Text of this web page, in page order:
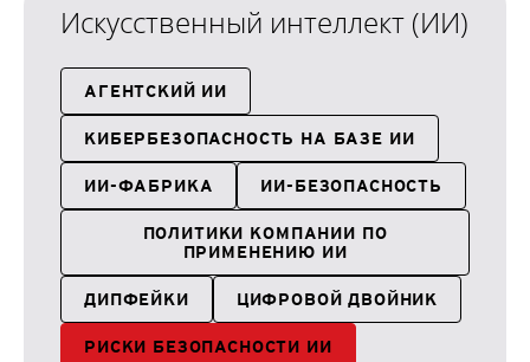
Искусственный интеллект (ИИ)
АГЕНТСКИЙ ИИ
КИБЕРБЕЗОПАСНОСТЬ НА БАЗЕ ИИ
ИИ-ФАБРИКА ИИ-БЕЗОПАСНОСТЬ
ПОЛИТИКИ КОМПАНИИ ПО
ПРИМЕНЕНИЮ ИИ
ДИПФЕЙКИ ЦИФРОВОЙ ДВОЙНИК
РИСКИ БЕЗОПАСНОСТИ ИИ